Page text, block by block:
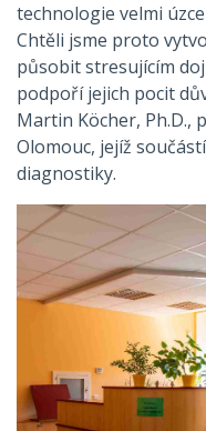
technologie velmi
Chtěli jsme proto
působit stresujícím
podpoří jejich pocit
Martin Köcher, Ph.D.,
Olomouc, jejíž
diagnostiky.